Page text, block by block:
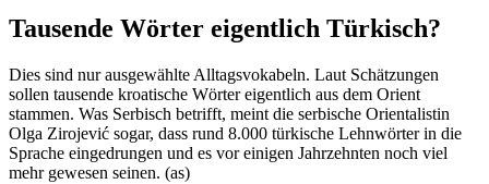
Tausende Wörter eigentlich Türkisch?
Dies sind nur ausgewählte Alltagsvokabeln. Laut Schätzungen
sollen tausende kroatische Wörter eigentlich aus dem Orient
stammen. Was Serbisch betrifft, meint die serbische Orientalistin
Olga Zirojević sogar, dass rund 8.000 türkische Lehnwörter in die
Sprache eingedrungen und es vor einigen Jahrzehnten noch viel
mehr gewesen seinen. (as)